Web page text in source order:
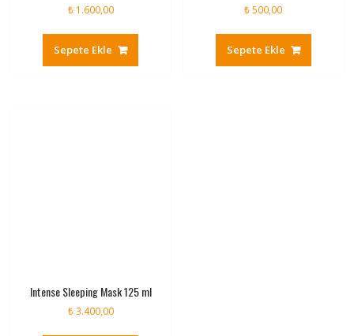
₺1.600,00
Sepete Ekle
₺500,00
Sepete Ekle
Intense Sleeping Mask 125 ml
₺3.400,00